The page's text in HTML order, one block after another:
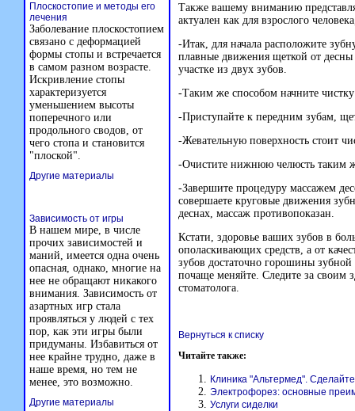
Также вашему вниманию
актуален как для взрослого
-Итак, для начала расположите
плавные движения щеткой от
участке из двух зубов.
-Таким же способом начните
-Приступайте к передним зубам,
-Жевательную поверхность стоит
-Очистите нижнюю челюсть таким
-Завершите процедуру массажем
совершаете круговые движения
деснах, массаж противопоказан.
Кстати, здоровье ваших зубов в
ополаскивающих средств, а от
зубов достаточно горошины
почаще меняйте. Следите за своим
стоматолога.
Вернуться к списку
Читайте также:
Клиника "Альтермед".
Электрофорез: основные
Услуги сиделки
Плоскостопие и методы его
лечения
Заболевание плоскостопием
связано с деформацией
формы стопы и встречается
в самом разном возрасте.
Искривление стопы
характеризуется
уменьшением высоты
поперечного или
продольного сводов, от
чего стопа и становится
"плоской".
Другие материалы
Зависимость от игры
В нашем мире, в числе
прочих зависимостей и
маний, имеется одна очень
опасная, однако, многие на
нее не обращают никакого
внимания. Зависимость от
азартных игр стала
проявляться у людей с тех
пор, как эти игры были
придуманы. Избавиться от
нее крайне трудно, даже в
наше время, но тем не
менее, это возможно.
Другие материалы